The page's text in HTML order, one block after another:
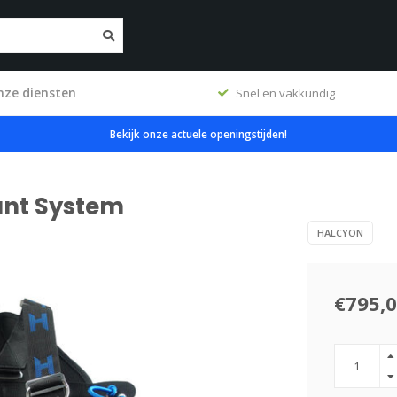
diensten Snel en vakkundig
Bekijk onze actuele openingstijden!
System
HALCYON